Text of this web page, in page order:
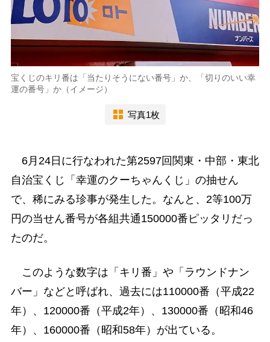
宝くじのキリ番は「当たりそうにない番号」か、「切りのいい幸
運の番号」か（イメージ）
写真1枚
6月24日に行なわれた第2597回関東・中部・東北
自治宝くじ「幸運のクーちゃんくじ」の抽せん
で、稀にみる珍事が発生した。なんと、2等100万
円の当せん番号が各組共通150000番ピッタリだっ
たのだ。
このような数字は「キリ番」や「ラウンドナン
バー」などと呼ばれ、過去には110000番（平成22
年）、120000番（平成2年）、130000番（昭和46
年）、160000番（昭和58年）が出ている。